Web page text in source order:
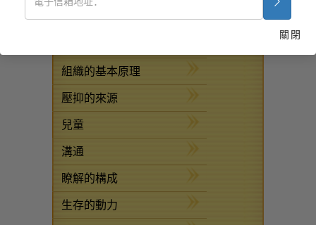
道
組織的基本原理
壓抑的來源
兒童
溝通
瞭解的構成
生存的動力
關閉